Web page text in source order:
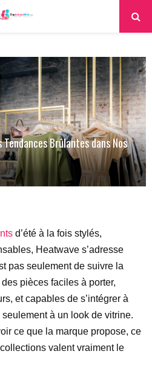
Brûlantes dans Nos
d’été à la fois stylés,
Heatwave s’adresse
pas seulement de suivre la
pièces faciles à porter,
et capables de s’intégrer à
à un look de vitrine.
ce que la marque propose, ce
valent vraiment le